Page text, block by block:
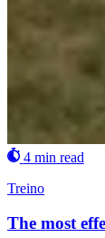
4 min read
Treino
The most